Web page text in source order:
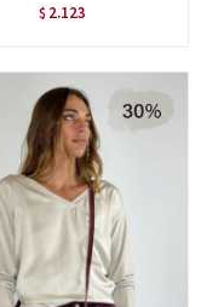
$ 2.123